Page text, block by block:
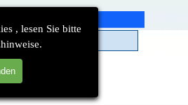
, lesen Sie bitte
Menü überspringen